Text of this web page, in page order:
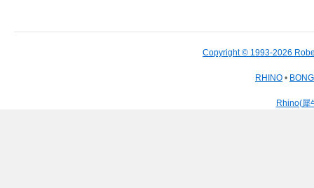
Copyright © 1993-2026
RHINO •
Rhino(犀